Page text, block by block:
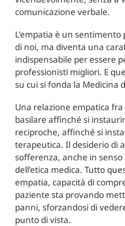
comunicazione verbale.
L’empatia è un
di noi, ma diventa una
indispensabile per essere
professionisti migliori. E
su cui si fonda la Medicina
Una relazione empatica
basilare affinché si
reciproche, affinché si
terapeutica. Il desiderio di
sofferenza, anche in
dell’etica medica. Tutto
empatia, capacità di
paziente sta provando
panni, sforzandosi di
punto di vista.